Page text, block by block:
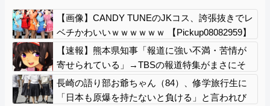
【画像】CANDY TUNEのJKコス、誇張抜きでレ
ベチかわいいｗｗｗｗｗｗ 【Pickup08082959】
【速報】熊本県知事「報道に強い不満・苦情が
寄せられている」→TBSの報道特集がまさにそ
れな件
長崎の語り部お爺ちゃん（84）、修学旅行生に
「日本も原爆を持たないと負ける」と言われび